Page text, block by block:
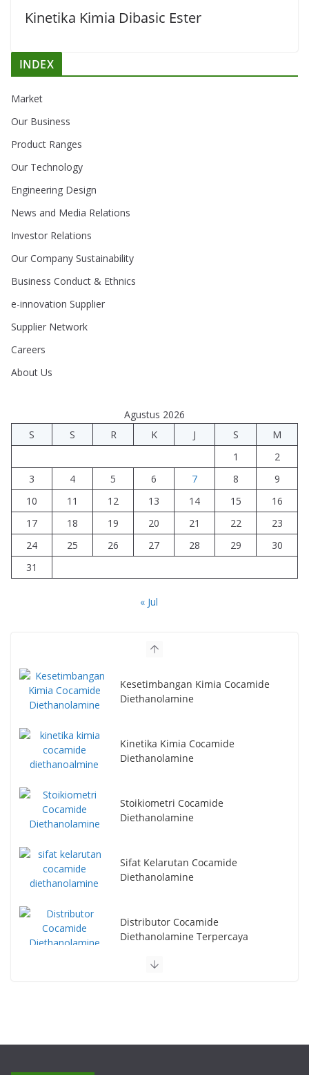
Kinetika Kimia Dibasic Ester
INDEX
Market
Our Business
Product Ranges
Our Technology
Engineering Design
News and Media Relations
Investor Relations
Our Company Sustainability
Business Conduct & Ethnics
e-innovation Supplier
Supplier Network
Careers
About Us
Agustus 2026
S
S R K J S
M
1
2
3
4 5 6 7 8
9
10
11 12 13 14 15
16
17
18 19 20 21 22
23
24
25 26 27 28 29
30
31
« Jul
Kesetimbangan Kimia Cocamide
Diethanolamine
Kinetika Kimia Cocamide
Diethanolamine
Stoikiometri Cocamide
Diethanolamine
Sifat Kelarutan Cocamide
Diethanolamine
Distributor Cocamide
Diethanolamine Terpercaya